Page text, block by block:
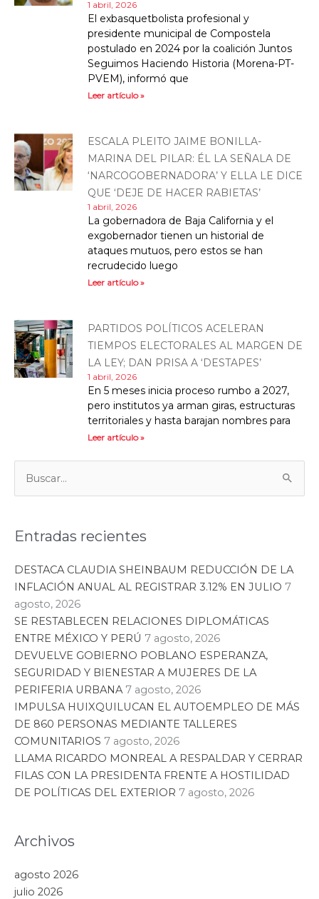
1 abril, 2026
El exbasquetbolista profesional y
presidente municipal de Compostela
postulado en 2024 por la coalición Juntos
Seguimos Haciendo Historia (Morena-PT-
PVEM), informó que
Leer artículo »
ESCALA PLEITO JAIME BONILLA-
MARINA DEL PILAR: ÉL LA SEÑALA DE
‘NARCOGOBERNADORA’ Y ELLA LE DICE
QUE ‘DEJE DE HACER RABIETAS’
1 abril, 2026
La gobernadora de Baja California y el
exgobernador tienen un historial de
ataques mutuos, pero estos se han
recrudecido luego
Leer artículo »
PARTIDOS POLÍTICOS ACELERAN
TIEMPOS ELECTORALES AL MARGEN DE
LA LEY; DAN PRISA A ‘DESTAPES’
1 abril, 2026
En 5 meses inicia proceso rumbo a 2027,
pero institutos ya arman giras, estructuras
territoriales y hasta barajan nombres para
Leer artículo »
Buscar:
Entradas recientes
DESTACA CLAUDIA SHEINBAUM REDUCCIÓN DE LA
INFLACIÓN ANUAL AL REGISTRAR 3.12% EN JULIO 7
agosto, 2026
SE RESTABLECEN RELACIONES DIPLOMÁTICAS
ENTRE MÉXICO Y PERÚ 7 agosto, 2026
DEVUELVE GOBIERNO POBLANO ESPERANZA,
SEGURIDAD Y BIENESTAR A MUJERES DE LA
PERIFERIA URBANA 7 agosto, 2026
IMPULSA HUIXQUILUCAN EL AUTOEMPLEO DE MÁS
DE 860 PERSONAS MEDIANTE TALLERES
COMUNITARIOS 7 agosto, 2026
LLAMA RICARDO MONREAL A RESPALDAR Y CERRAR
FILAS CON LA PRESIDENTA FRENTE A HOSTILIDAD
DE POLÍTICAS DEL EXTERIOR 7 agosto, 2026
Archivos
agosto 2026
julio 2026